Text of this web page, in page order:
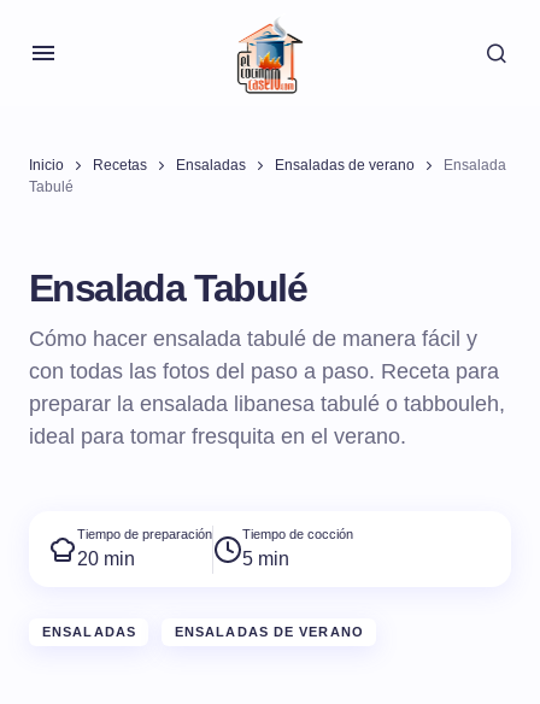
Inicio Recetas Ensaladas Ensaladas de verano
Ensalada
Tabulé
Ensalada Tabulé
Cómo hacer ensalada tabulé de manera fácil y
con todas las fotos del paso a paso. Receta para
preparar la ensalada libanesa tabulé o tabbouleh,
ideal para tomar fresquita en el verano.
Tiempo de preparación
20 min
Tiempo de cocción
5 min
ENSALADAS ENSALADAS DE VERANO